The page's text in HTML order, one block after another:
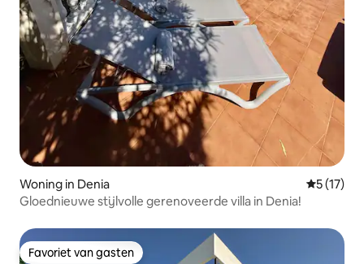
Woning in Denia
5 (17)
Gloednieuwe stijlvolle gerenoveerde villa in Denia!
Favoriet van gasten
Favoriet van gasten